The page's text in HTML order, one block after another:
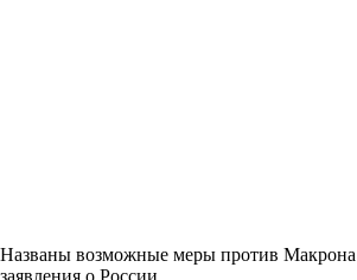
Названы возможные меры против Макрона